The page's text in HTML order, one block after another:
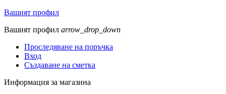
Вашият профил
Вашият профил arrow_drop_down
Проследяване на поръчка
Вход
Създаване на сметка
Информация за магазина